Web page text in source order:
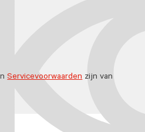
Servicevoorwaardenzijn van